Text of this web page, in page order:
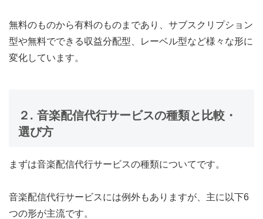
無料のものから有料のものまであり、サブスクリプション
型や無料でできる収益分配型、レーベル型など様々な形に
変化しています。
２. 音楽配信代行サービスの種類と比較・
選び方
まずは音楽配信代行サービスの種類についてです。
音楽配信代行サービスには例外もありますが、主に以下6
つの形が主流です。